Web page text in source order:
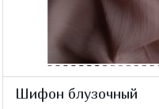
Шифон блузочный